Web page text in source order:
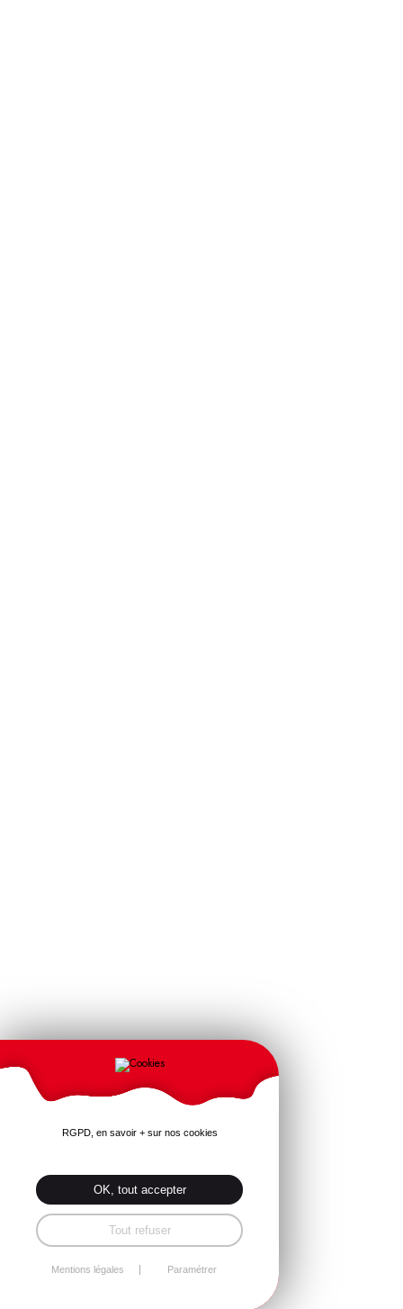
RGPD, en savoir + sur nos cookies
OK, tout accepter
Tout refuser
Mentions légales Paramétrer